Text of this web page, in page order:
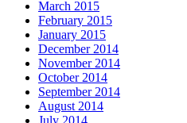
March 2015
February 2015
January 2015
December 2014
November 2014
October 2014
September 2014
August 2014